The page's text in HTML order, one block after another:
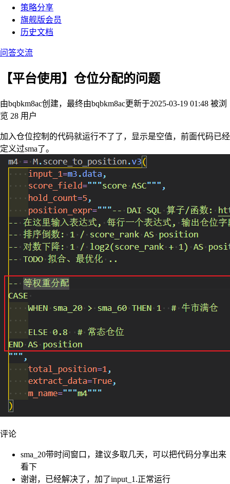
策略分享
旗舰版会员
历史文档
问答交流
【平台使用】仓位分配的问题
由bqbkm8ac创建，最终由bqbkm8ac更新于2025-03-19 01:48 被浏
览 28 用户
加入仓位控制的代码就运行不了了，显示是空值，前面代码已经
定义过sma了。
评论
sma_20带时间窗口，建议多取几天，可以把代码分享出来
看下
谢谢，已经解决了，加了input_1.正常运行